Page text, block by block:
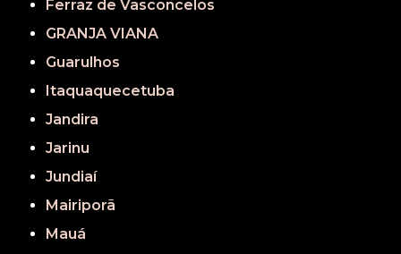
Ferraz de Vasconcelos
GRANJA VIANA
Guarulhos
Itaquaquecetuba
Jandira
Jarinu
Jundiaí
Mairiporã
Mauá